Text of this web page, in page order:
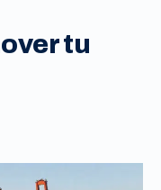
tu